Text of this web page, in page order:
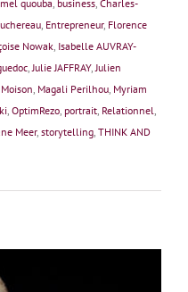
quouba, business, Charles-
, Entrepreneur, Florence
Nowak, Isabelle AUVRAY-
,Julie JAFFRAY,Julien
, Magali Perilhou, Myriam
, OptimRezo, portrait, Relationnel,
Meer, storytelling, THINK AND